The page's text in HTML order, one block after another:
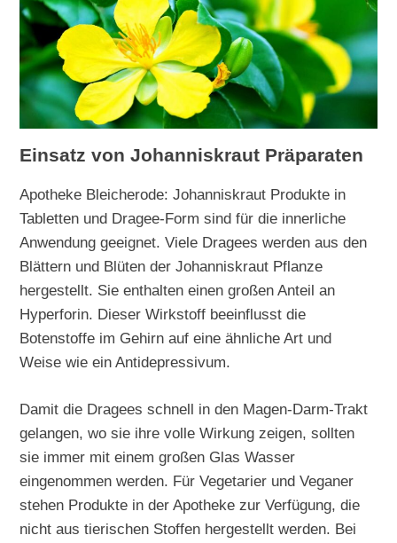
Einsatz von Johanniskraut Präparaten
Apotheke Bleicherode: Johanniskraut Produkte in
Tabletten und Dragee-Form sind für die innerliche
Anwendung geeignet. Viele Dragees werden aus den
Blättern und Blüten der Johanniskraut Pflanze
hergestellt. Sie enthalten einen großen Anteil an
Hyperforin. Dieser Wirkstoff beeinflusst die
Botenstoffe im Gehirn auf eine ähnliche Art und
Weise wie ein Antidepressivum.
Damit die Dragees schnell in den Magen-Darm-Trakt
gelangen, wo sie ihre volle Wirkung zeigen, sollten
sie immer mit einem großen Glas Wasser
eingenommen werden. Für Vegetarier und Veganer
stehen Produkte in der Apotheke zur Verfügung, die
nicht aus tierischen Stoffen hergestellt werden. Bei